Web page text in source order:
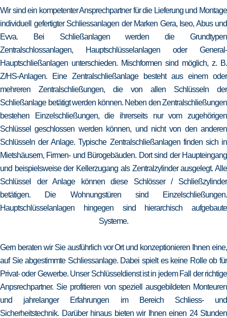
Wir sind ein kompetenter Ansprechpartner für die Lieferung und Montage
individuell gefertigter Schliessanlagen der Marken Gera, Iseo, Abus und
Evva. Bei Schließanlagen werden die Grundtypen
Zentralschlossanlagen, Hauptschlüsselanlagen oder General-
Hauptschließanlagen unterschieden. Mischformen sind möglich, z. B.
Z/HS-Anlagen. Eine Zentralschließanlage besteht aus einem oder
mehreren Zentralschließungen, die von allen Schlüsseln der
Schließanlage betätigt werden können. Neben den Zentralschließungen
bestehen Einzelschließungen, die ihrerseits nur vom zugehörigen
Schlüssel geschlossen werden können, und nicht von den anderen
Schlüsseln der Anlage. Typische Zentralschließanlagen finden sich in
Mietshäusern, Firmen- und Bürogebäuden. Dort sind der Haupteingang
und beispielsweise der Kellerzugang als Zentralzylinder ausgelegt. Alle
Schlüssel der Anlage können diese Schlösser / Schließzylinder
betätigen. Die Wohnungstüren sind Einzelschließungen.
Hauptschlüsselanlagen hingegen sind hierarchisch aufgebaute
Systeme.
Gern beraten wir Sie ausführlich vor Ort und konzeptionieren Ihnen eine,
auf Sie abgestimmte Schliessanlage. Dabei spielt es keine Rolle ob für
Privat- oder Gewerbe. Unser Schlüsseldienst ist in jedem Fall der richtige
Anpsrechpartner. Sie profitieren von speziell ausgebildeten Monteuren
und jahrelanger Erfahrungen im Bereich Schliess- und
Sicherheitstechnik. Darüber hinaus bieten wir Ihnen einen 24 Stunden